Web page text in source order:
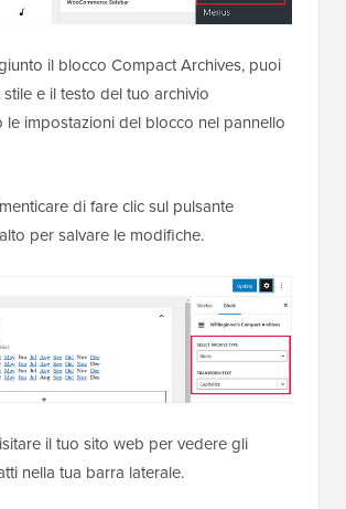
il blocco Compact Archives, puoi
e il testo del tuo archivio
impostazioni del blocco nel pannello
di fare clic sul pulsante
alto per salvare le modifiche.
il tuo sito web per vedere gli
nella tua barra laterale.